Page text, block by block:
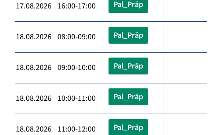
17.08.2026 16:00-17:00 Pal_Präp
18.08.2026 08:00-09:00 Pal_Präp
18.08.2026 09:00-10:00 Pal_Präp
18.08.2026 10:00-11:00 Pal_Präp
18.08.2026 11:00-12:00 Pal_Präp